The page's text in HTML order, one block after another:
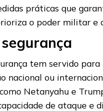
práticas que
o poder militar e
tem servido
nacional ou
Netanyahu e
de ataque e